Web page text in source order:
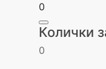
0
Колички
0